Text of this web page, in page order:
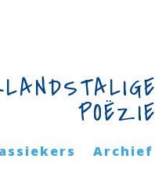
POËZIE
Archief